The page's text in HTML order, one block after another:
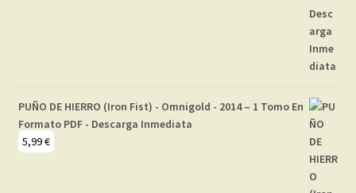
PUÑO DE HIERRO (Iron Fist) - Omnigold - 2014 – 1 Tomo En
Formato PDF - Descarga Inmediata
5,99€